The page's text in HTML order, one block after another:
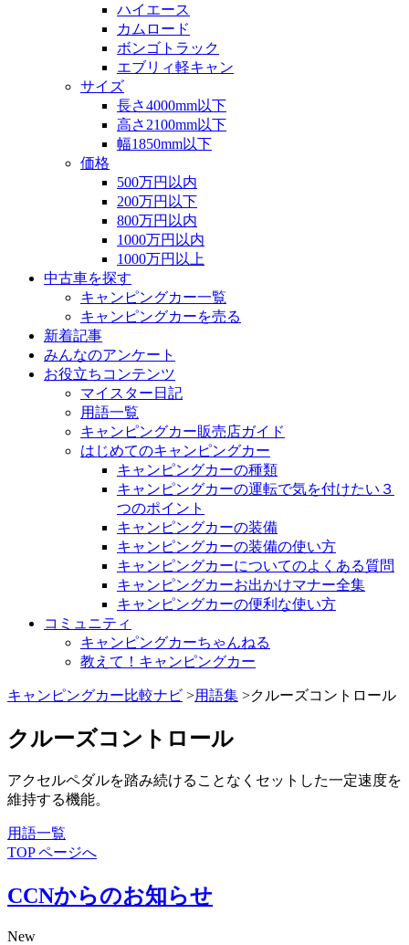
ハイエース
カムロード
ボンゴトラック
エブリィ軽キャン
サイズ
長さ4000mm以下
高さ2100mm以下
幅1850mm以下
価格
500万円以内
200万円以下
800万円以内
1000万円以内
1000万円以上
中古車を探す
キャンピングカー一覧
キャンピングカーを売る
新着記事
みんなのアンケート
お役立ちコンテンツ
マイスター日記
用語一覧
キャンピングカー販売店ガイド
はじめてのキャンピングカー
キャンピングカーの種類
キャンピングカーの運転で気を付けたい３
つのポイント
キャンピングカーの装備
キャンピングカーの装備の使い方
キャンピングカーについてのよくある質問
キャンピングカーお出かけマナー全集
キャンピングカーの便利な使い方
コミュニティ
キャンピングカーちゃんねる
教えて！キャンピングカー
キャンピングカー比較ナビ >用語集 >クルーズコントロール
クルーズコントロール
アクセルペダルを踏み続けることなくセットした一定速度を
維持する機能。
用語一覧
TOP ページへ
CCNからのお知らせ
New